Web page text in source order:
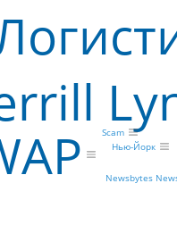
Scam
Нью-Йорк
Newsbytes